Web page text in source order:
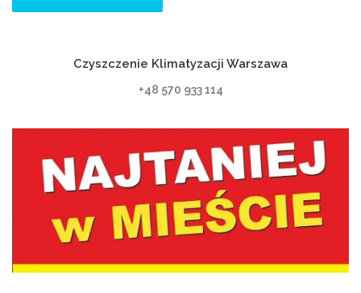
Czyszczenie Klimatyzacji Warszawa
+48 570 933 114